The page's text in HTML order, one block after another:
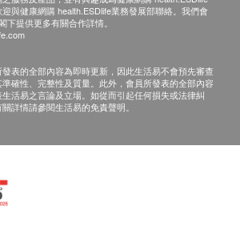
蛋白
需至少提前1日預約具體時間（聯絡
4001688188；WeChat：+86
需至少提前1日預約具體時間（聯絡
4001688188；WeChat：+86
與健康網購 health.ESDlife業務發展部聯絡。我們會
提供更多有關合作詳情。
表的全部內容為即時更新，因此生活易不會預先審查
確性、完整性及質量。此外，會員所發表的全部內容
活易之言論及立場。如從而引起任何損失或法律糾
詳情請參閱生活易的免責聲明。